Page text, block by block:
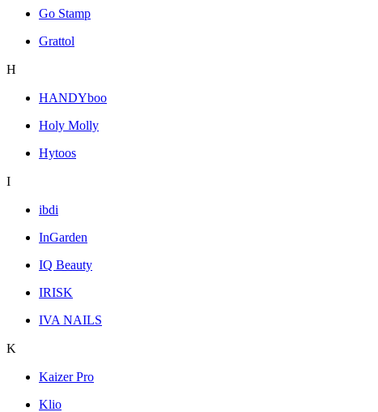
Go Stamp
Grattol
H
HANDYboo
Holy Molly
Hytoos
I
ibdi
InGarden
IQ Beauty
IRISK
IVA NAILS
K
Kaizer Pro
Klio